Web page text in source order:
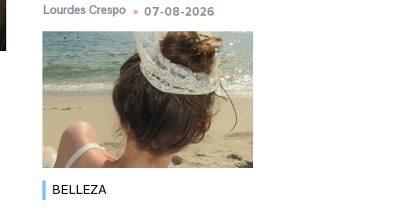
Lourdes Crespo 07-08-2026
BELLEZA